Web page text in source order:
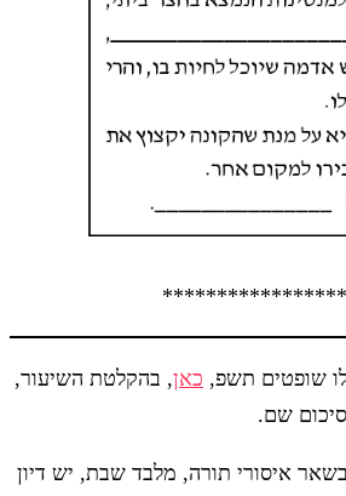
שופטים תשפ, כאן, בהקלטת השיעור,
שם.
איסורי תורה, מלבד שבת, יש דיון